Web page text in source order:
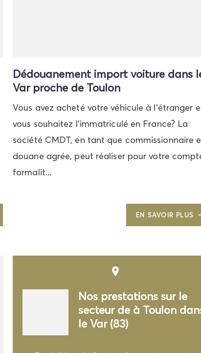
Dédouanement import voiture dans
Var proche de Toulon
Vous avez acheté votre véhicule à l'étranger
vous souhaitez l'immatriculé en France? La
société CMDT, en tant que commissionnaire
douane agrée, peut réaliser pour votre
formalit...
EN SAVOIR PLUS
place
Nos prestations sur le
secteur de à Toulon
le Var (83)